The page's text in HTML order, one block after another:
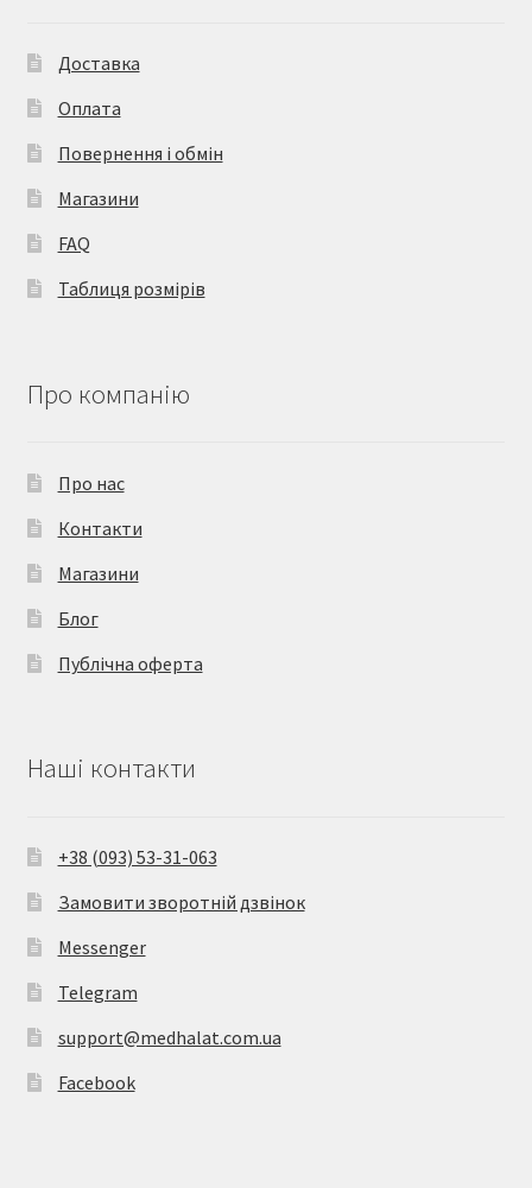
Доставка
Оплата
Повернення і обмін
Магазини
FAQ
Таблиця розмірів
Про компанію
Про нас
Контакти
Магазини
Блог
Публічна оферта
Наші контакти
+38 (093) 53-31-063
Замовити зворотній дзвінок
Messenger
Telegram
support@medhalat.com.ua
Facebook